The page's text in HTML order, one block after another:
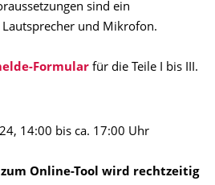
sind ein
und Mikrofon.
Formularfür die Teile I bis III.
14:00 bis ca. 17:00 Uhr
Online-Tool wird rechtzeitig